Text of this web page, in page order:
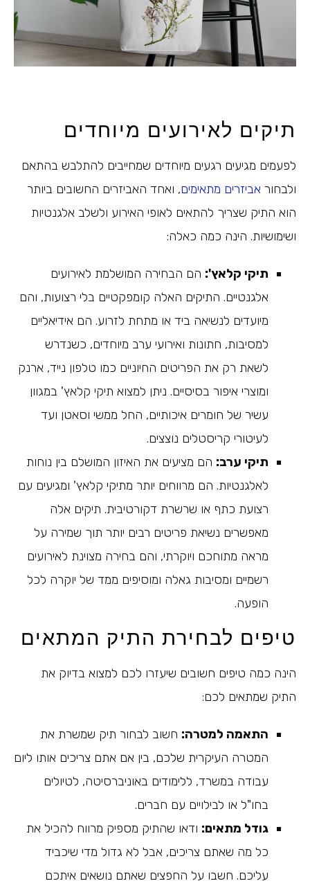
תיקים לאירועים מיוחדים
לפעמים מגיעים רגעים מיוחדים שמחייבים להתלבש בהתאם
ולבחור אביזרים מתאימים, ואחד האביזרים החשובים ביותר
הוא התיק שצריך להתאים לאופי האירוע ולשלב אלגנטיות
ושימושיות. הינה כמה כאלה:
תיקי קלאץ': הם הבחירה המושלמת לאירועים
אלגנטיים. התיקים האלה קומפקטיים בלי רצועות, והם
מיועדים לנשיאה ביד או מתחת לזרוע. הם אידיאליים
למסיבות, חתונות ואירועי ערב מיוחדים, כשנדרש
לשאת רק את הפריטים החיוניים כמו טלפון נייד, ארנק
ומוצרי איפור בסיסיים. ניתן למצוא תיקי קלאץ' במגוון
עשיר של חומרים איכותיים, החל ממשי וסאטן ועד
לעיטורי קריסטלים נוצצים.
תיקי ערב: הם מציעים את האיזון המושלם בין נוחות
לאלגנטיות. הם מרווחים יותר מתיקי קלאץ' ומגיעים עם
רצועת כתף או שרשרת דקורטיבית. תיקים אלה
מאפשרים נשיאת פריטים רבים יותר תוך שמירה על
מראה מתוחכם ויוקרתי, והם בחירה מצוינת לאירועים
רשמיים ומסיבות גאלה ומוסיפים ממד של יוקרה לכל
הופעה.
טיפים לבחירת התיק המתאים
הינה כמה טיפים חשובים שיעזרו לכם למצוא בדיוק את
התיק שמתאים לכם:
התאמה למטרה: חשוב לבחור תיק שמשרת את
המטרה העיקרית שלכם, בין אם אתם צריכים אותו ליום
עבודה במשרד, ללימודים באוניברסיטה, לטיולים
בחו"ל או לבילויים עם חברים.
גודל מתאים: ודאו שהתיק מספיק מרווח להכיל את
כל מה שאתם צריכים, אבל לא גדול מדי שיכביד
עליכם. חשבו על החפצים שאתם נושאים איתכם